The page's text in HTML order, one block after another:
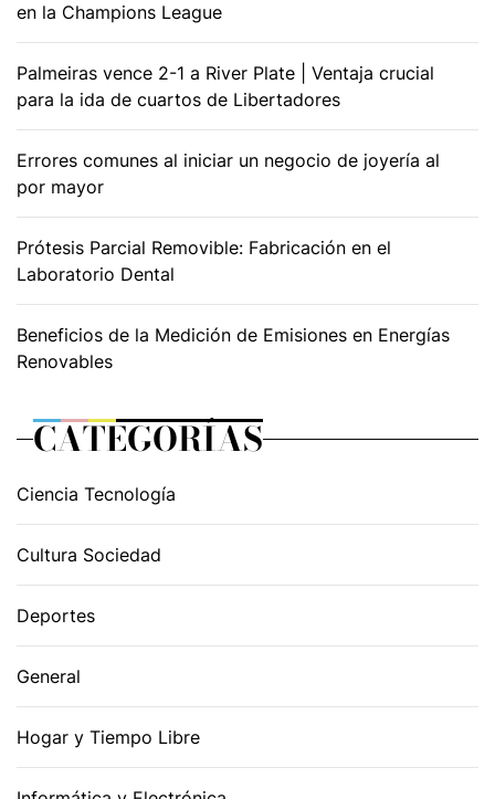
en la Champions League
Palmeiras vence 2-1 a River Plate | Ventaja crucial
para la ida de cuartos de Libertadores
Errores comunes al iniciar un negocio de joyería al
por mayor
Prótesis Parcial Removible: Fabricación en el
Laboratorio Dental
Beneficios de la Medición de Emisiones en Energías
Renovables
CATEGORÍAS
Ciencia Tecnología
Cultura Sociedad
Deportes
General
Hogar y Tiempo Libre